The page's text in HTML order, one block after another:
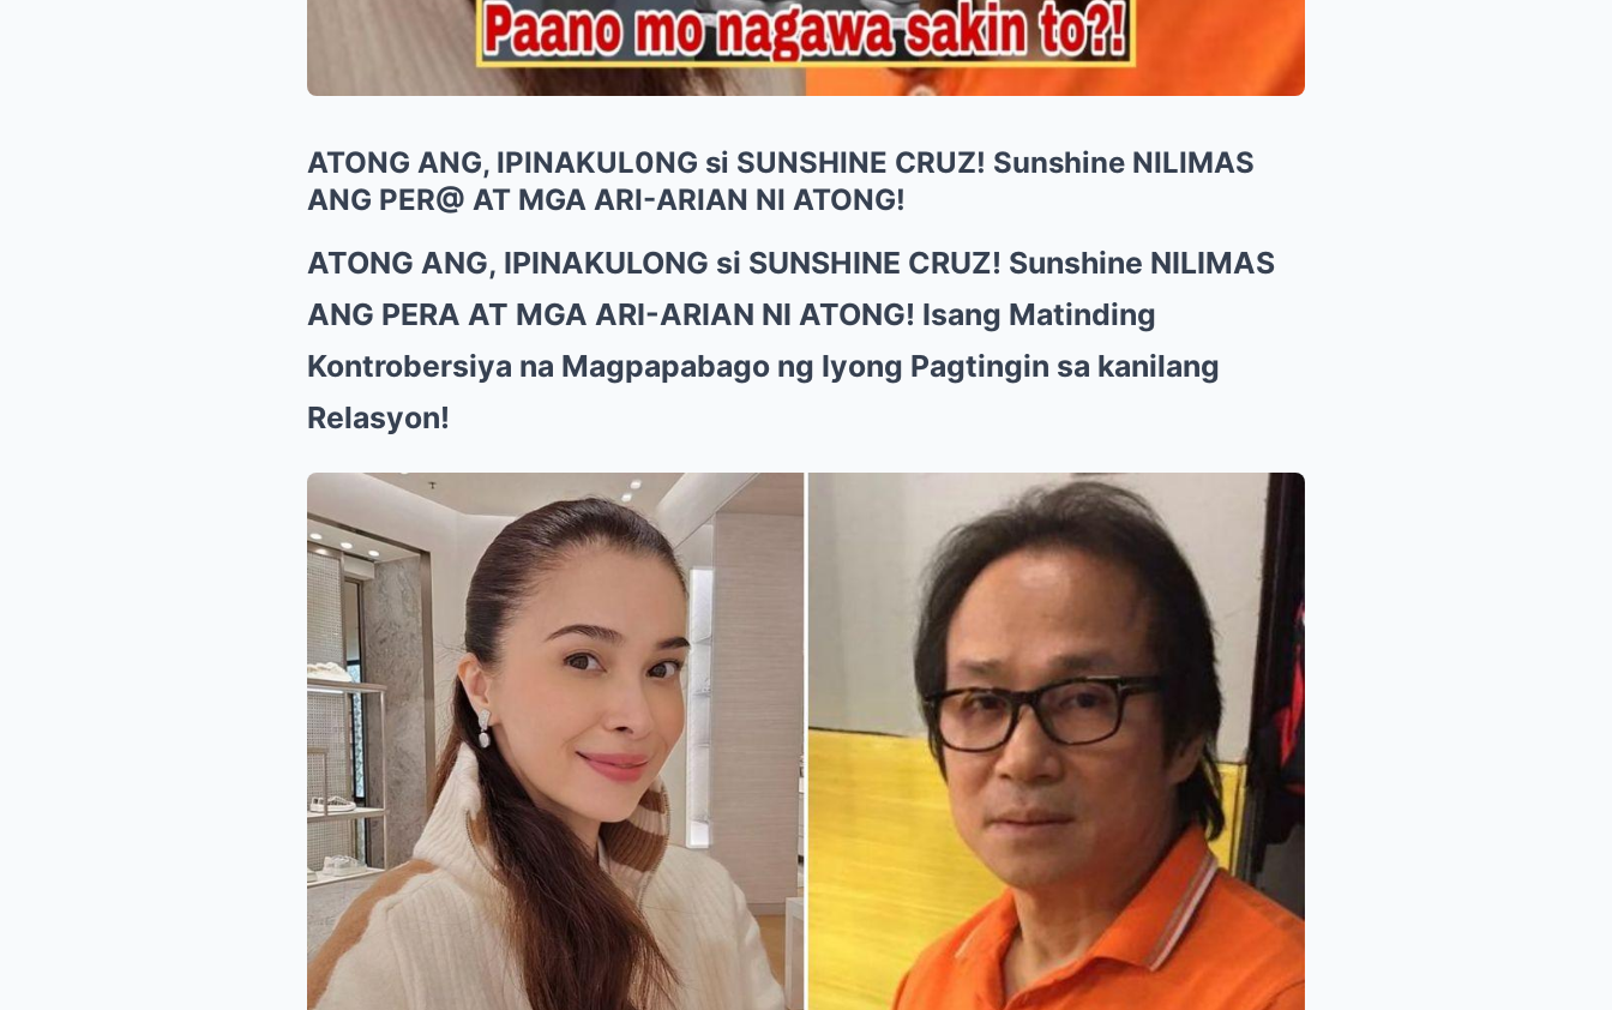
ATONG ANG, IPINAKUL0NG si SUNSHINE CRUZ! Sunshine NILIMAS
ANG PER@ AT MGA ARI-ARIAN NI ATONG!
ATONG ANG, IPINAKULONG si SUNSHINE CRUZ! Sunshine NILIMAS
ANG PERA AT MGA ARI-ARIAN NI ATONG! Isang Matinding
Kontrobersiya na Magpapabago ng Iyong Pagtingin sa kanilang
Relasyon!